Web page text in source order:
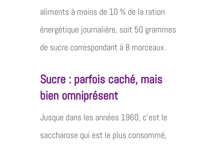
aliments à moins de 10 % de la ration
énergétique journalière, soit 50 grammes
de sucre correspondant à 8 morceaux.
Sucre : parfois caché, mais
bien omniprésent
Jusque dans les années 1960, c’est le
saccharose qui est le plus consommé,